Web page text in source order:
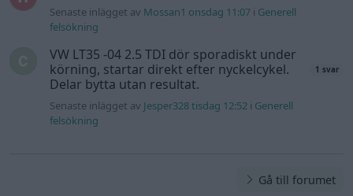
Senaste inlägget av Mossan1 onsdag 11:07 i Generell
felsökning
VW LT35 -04 2.5 TDI dör sporadiskt under
körning, startar direkt efter nyckelcykel.
Delar bytta utan resultat.
1 svar
Senaste inlägget av Jesper328 tisdag 12:52 i Generell
felsökning
Gå till forumet